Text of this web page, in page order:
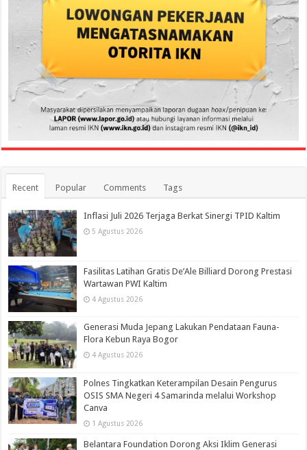
Recent Popular Comments Tags
Inflasi Juli 2026 Terjaga Berkat Sinergi TPID Kaltim
5 Agustus 2026
Fasilitas Latihan Gratis De’Ale Billiard Dorong Prestasi
Wartawan PWI Kaltim
4 Agustus 2026
Generasi Muda Jepang Lakukan Pendataan Fauna-
Flora Kebun Raya Bogor
4 Agustus 2026
Polnes Tingkatkan Keterampilan Desain Pengurus
OSIS SMA Negeri 4 Samarinda melalui Workshop
Canva
1 Agustus 2026
Belantara Foundation Dorong Aksi Iklim Generasi